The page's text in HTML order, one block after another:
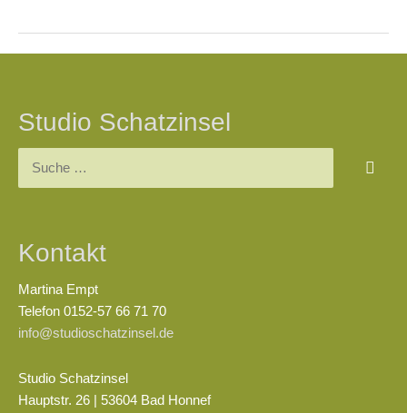
Studio Schatzinsel
Kontakt
Martina Empt
Telefon 0152-57 66 71 70
info@studioschatzinsel.de
Studio Schatzinsel
Hauptstr. 26 | 53604 Bad Honnef